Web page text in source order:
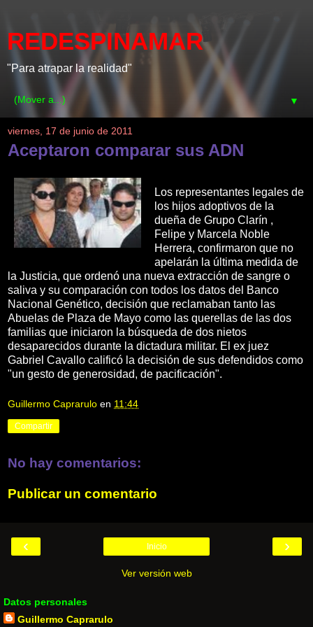
REDESPINAMAR
"Para atrapar la realidad"
▼
viernes, 17 de junio de 2011
Aceptaron comparar sus ADN
Los representantes legales de
los hijos adoptivos de la
dueña de Grupo Clarín ,
Felipe y Marcela Noble
Herrera, confirmaron que no
apelarán la última medida de
la Justicia, que ordenó una nueva extracción de sangre o
saliva y su comparación con todos los datos del Banco
Nacional Genético, decisión que reclamaban tanto las
Abuelas de Plaza de Mayo como las querellas de las dos
familias que iniciaron la búsqueda de dos nietos
desaparecidos durante la dictadura militar. El ex juez
Gabriel Cavallo calificó la decisión de sus defendidos como
"un gesto de generosidad, de pacificación".
Guillermo Caprarulo en 11:44
Compartir
No hay comentarios:
Publicar un comentario
‹ ›
Inicio
Ver versión web
Datos personales
Guillermo Caprarulo